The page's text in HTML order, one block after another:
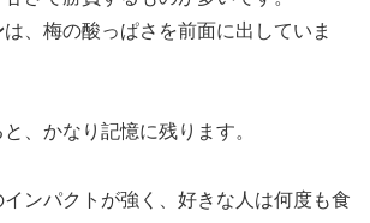
は、梅の酸っぱさを前面に出していま
、かなり記憶に残ります。
ンパクトが強く、好きな人は何度も食